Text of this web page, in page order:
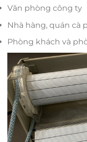
Văn phòng công ty
Nhà hàng, quán cà
Phòng khách và